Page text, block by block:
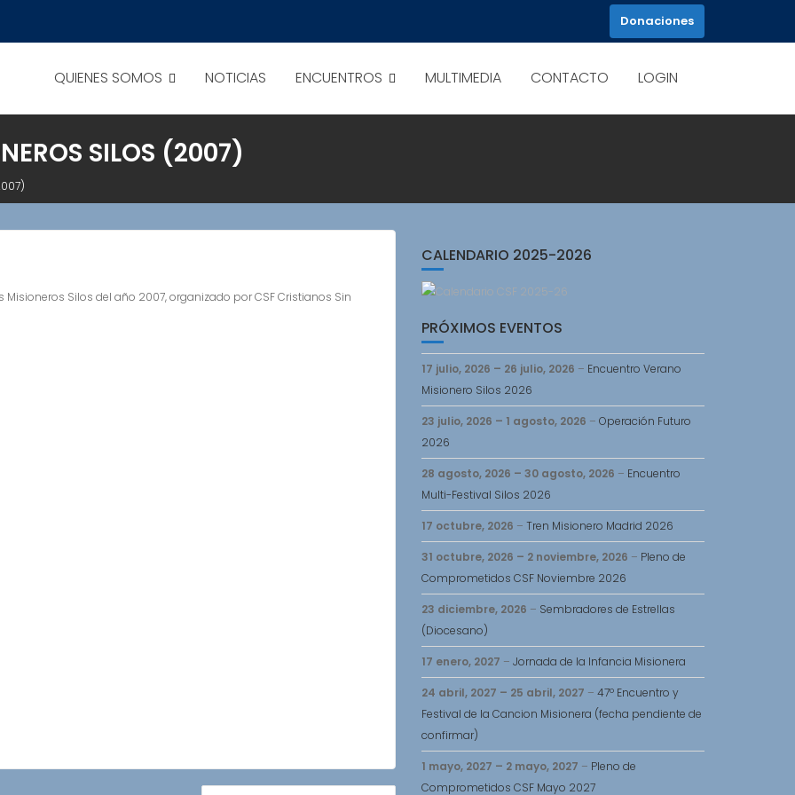
Donaciones
QUIENES SOMOS NOTICIAS ENCUENTROS MULTIMEDIA CONTACTO LOGIN
SILOS (2007)
Silos del año 2007, organizado por CSF Cristianos Sin
CALENDARIO 2025-2026
PRÓXIMOS EVENTOS
17 julio, 2026 – 26 julio, 2026 – Encuentro Verano
Misionero Silos 2026
23 julio, 2026 – 1 agosto, 2026 – Operación Futuro
2026
28 agosto, 2026 – 30 agosto, 2026 – Encuentro
Multi-Festival Silos 2026
17 octubre, 2026 – Tren Misionero Madrid 2026
31 octubre, 2026 – 2 noviembre, 2026 – Pleno de
Comprometidos CSF Noviembre 2026
23 diciembre, 2026 – Sembradores de Estrellas
(Diocesano)
17 enero, 2027 – Jornada de la Infancia Misionera
24 abril, 2027 – 25 abril, 2027 – 47º Encuentro y
Festival de la Cancion Misionera (fecha pendiente de
confirmar)
1 mayo, 2027 – 2 mayo, 2027 – Pleno de
Comprometidos CSF Mayo 2027